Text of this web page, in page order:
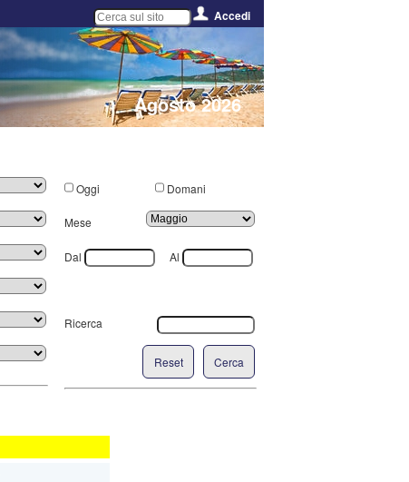
Accedi
Agosto 2026
Oggi Domani
Mese
Dal Al
Ricerca
Cerca
Reset